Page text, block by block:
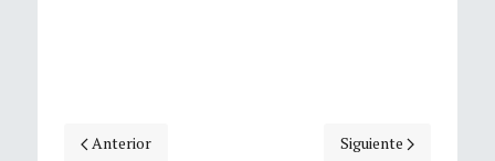
Artículo anterior: Efemérides hoy: 04 de abril, natalicio de
Anterior Artículo siguiente:
Siguiente